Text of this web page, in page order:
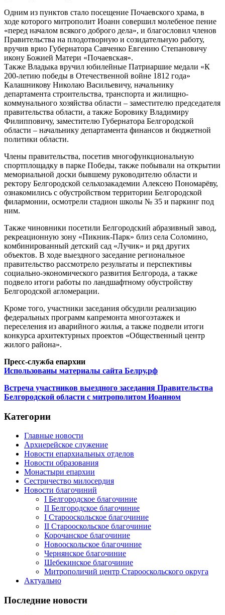
Одним из пунктов стало посещение Почаевского храма, в
ходе которого митрополит Иоанн совершил молебеное пение
«перед началом всякого доброго дела», и благословил членов
Правительства на плодотворную и созидательную работу,
вручив врио Губернатора Савченко Евгению Степановичу
икону Божией Матери «Почаевская».
Также Владыка вручил юбилейные Патриаршие медали «К
200-летию победы в Отечественной войне 1812 года»
Калашникову Николаю Васильевичу, начальнику
департамента строительства, транспорта и жилищно-
коммунального хозяйства области – заместителю председателя
правительства области, а также Боровику Владимиру
Филипповичу, заместителю Губернатора Белгородской
области – начальнику департамента финансов и бюджетной
политики области.
Члены правительства, посетив многофункциональную
спортплощадку в парке Победы, также побывали на открытии
мемориальной доски бывшему руководителю области и
ректору Белгородской сельхозакадемии Алексею Пономарёву,
ознакомились с обустройством территории Белгородской
филармонии, осмотрели стадион школы № 35 и паркинг под
ним.
Также чиновники посетили Белгородский абразивный завод,
рекреационную зону «Пикник-Парк» близ села Соломино,
комбинированный детский сад «Лучик» и ряд других
объектов. В ходе выездного заседание региональное
правительство рассмотрело результаты и перспективы
социально-экономического развития Белгорода, а также
подвело итоги работы по ландшафтному обустройству
Белгородской агломерации.
Кроме того, участники заседания обсудили реализацию
федеральных программ капремонта многоэтажек и
переселения из аварийного жилья, а также подвели итоги
конкурса архитектурных проектов «Общественный центр
жилого района».
Пресс-служба епархии
Использованы материалы сайта Белру.рф
Встреча участников выездного заседания Правительства
Белгородской области с митрополитом Иоанном
Категории
Главные новости
Архиерейское служение
Новости епархиальных отделов
Новости образования
Монастыри епархии
Сестричество милосердия
Новости благочиний
I Белгородское благочиние
II Белгородское благочиние
I Старооскольское благочиние
II Старооскольское благочиние
Корочанское благочиние
Новооскольское благочиние
Чернянское благочиние
Шебекинское благочиние
Митрополичий центр Старооскольского округа
Актуально
Последние новости